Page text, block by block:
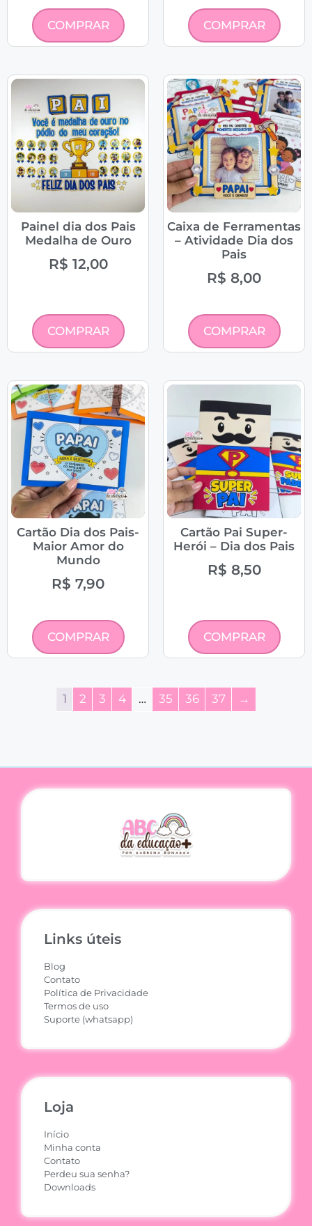
COMPRAR COMPRAR
Painel dia dos Pais
Medalha de Ouro
R$ 12,00
COMPRAR
Caixa de Ferramentas
– Atividade Dia dos
Pais
R$ 8,00
COMPRAR
Cartão Dia dos Pais-
Maior Amor do
Mundo
R$ 7,90
COMPRAR
Cartão Pai Super-
Herói – Dia dos Pais
R$ 8,50
COMPRAR
1 2 3 4 … 35 36 37 →
Links úteis
Blog
Contato
Política de Privacidade
Termos de uso
Suporte (whatsapp)
Loja
Início
Minha conta
Contato
Perdeu sua senha?
Downloads